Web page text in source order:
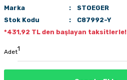
Marka
STOEGER
Stok Kodu
C87992-Y
*431,92 TL den başlayan taksitlerle!
Adet